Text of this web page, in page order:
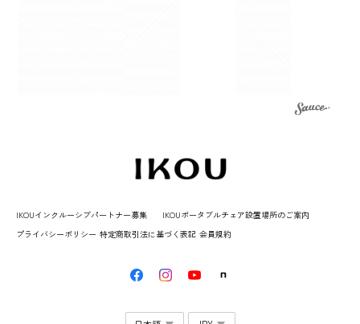
IKOUインクルーシブパートナー募集
IKOUポータブルチェア設置場所のご案内
プライバシーポリシー 特定商取引法に基づく表記 会員規約